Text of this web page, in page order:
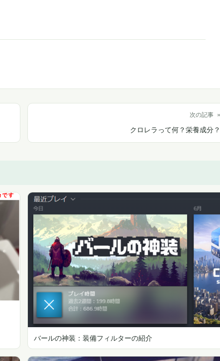
次の記事 »
クロレラって何？栄養成分？
バールの神装：装備フィルターの紹介